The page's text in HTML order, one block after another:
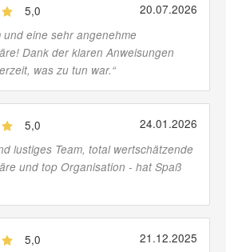
5,0 20.07.2026
und eine sehr angenehme
Dank der klaren Anweisungen
was zu tun war.“
5,0 24.01.2026
lustiges Team, total wertschätzende
und top Organisation - hat Spaß
5,0 21.12.2025